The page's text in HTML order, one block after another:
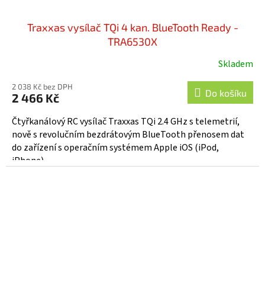
Traxxas vysílač TQi 4 kan. BlueTooth Ready -
TRA6530X
Skladem
2 038 Kč bez DPH
2 466 Kč Do košíku
Čtyřkanálový RC vysílač Traxxas TQi 2.4 GHz s telemetrií,
nově s revolučním bezdrátovým BlueTooth přenosem dat
do zařízení s operačním systémem Apple iOS (iPod,
iPhone)...